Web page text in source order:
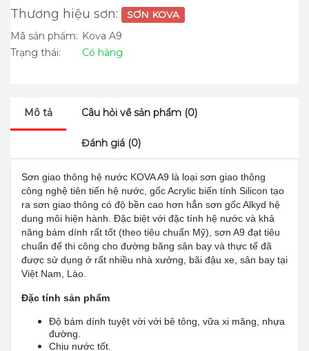
Thương hiệu sơn: SƠN KOVA
Mã sản phẩm: Kova A9
Trạng thái:
Có hàng
Mô tả Câu hỏi về sản phẩm (0)
Đánh giá (0)
Sơn giao thông hệ nước KOVA A9 là loại sơn giao thông
công nghệ tiên tiến hệ nước, gốc Acrylic biến tính Silicon tạo
ra sơn giao thông có độ bền cao hơn hẳn sơn gốc Alkyd hệ
dung môi hiện hành. Đặc biệt với đặc tính hệ nước và khả
năng bám dính rất tốt (theo tiêu chuẩn Mỹ), sơn A9 đạt tiêu
chuẩn để thi công cho đường băng sân bay và thực tế đã
được sử dụng ở rất nhiều nhà xưởng, bãi đậu xe, sân bay tại
Việt Nam, Lào.
Đặc tính sản phẩm
Độ bám dính tuyệt vời với bê tông, vữa xi măng, nhựa
đường.
Chịu nước tốt.